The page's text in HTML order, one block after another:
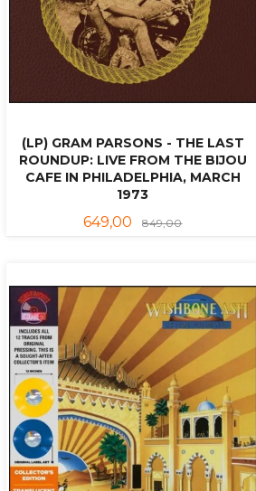
(LP) GRAM PARSONS - THE LAST
ROUNDUP: LIVE FROM THE BIJOU
CAFE IN PHILADELPHIA, MARCH
1973
Tilbud
649,00 849,00Rabatt